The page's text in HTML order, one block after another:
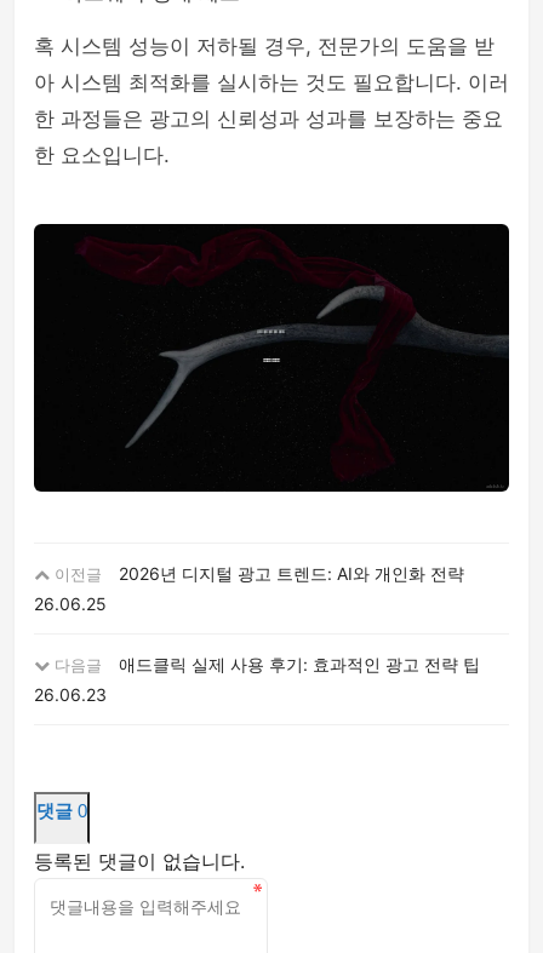
혹 시스템 성능이 저하될 경우, 전문가의 도움을 받
아 시스템 최적화를 실시하는 것도 필요합니다. 이러
한 과정들은 광고의 신뢰성과 성과를 보장하는 중요
한 요소입니다.
이전글
2026년 디지털 광고 트렌드: AI와 개인화 전략
26.06.25
다음글
애드클릭 실제 사용 후기: 효과적인 광고 전략 팁
26.06.23
댓글 0
등록된 댓글이 없습니다.